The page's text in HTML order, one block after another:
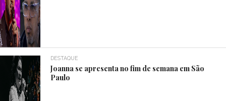
DESTAQUE
Joanna se apresenta no fim de semana em São
Paulo